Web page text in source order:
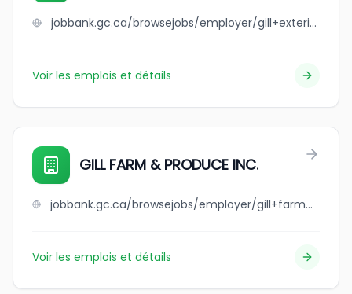
jobbank.gc.ca/browsejobs/employer/gill+exterior+services+ltd./ca
Voir les emplois et détails
GILL FARM & PRODUCE INC.
jobbank.gc.ca/browsejobs/employer/gill+farm+%26+produce+inc./ca
Voir les emplois et détails